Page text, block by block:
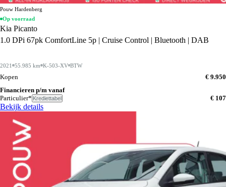
Pouw Hardenberg
Op voorraad
Kia Picanto
1.0 DPi 67pk ComfortLine 5p | Cruise Control | Bluetooth | DAB
2021 55.985 km K-503-XV BTW
Kopen
€ 9.950
Financieren p/m vanaf
Particulier* Krediettabel € 107
Bekijk details